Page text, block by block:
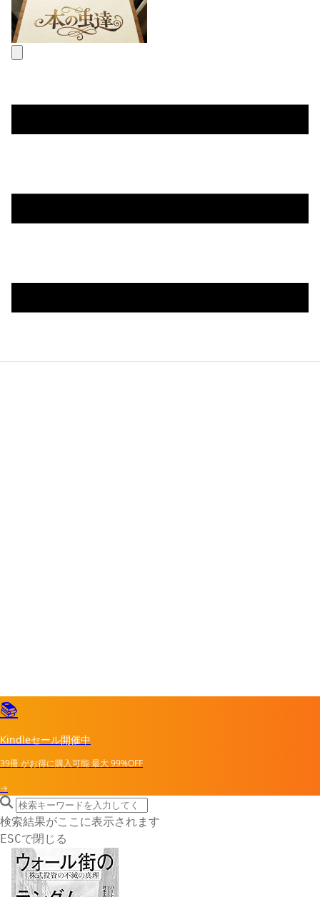
📚
Kindleセール開催中
39冊がお得に購入可能最大99%OFF
→
search icon
サイト内検索
検索結果がここに表示されます
ESCで閉じる